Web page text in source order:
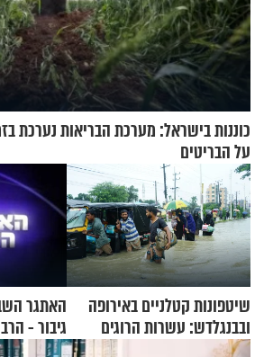
כוננות בישראל: מערכת הבריאות נערכת
על הבריטים
שיטפונות קטלניים באירופה
ובבנגלדש: עשרות הרוגים
ומיליון נפגעים
גיבור -